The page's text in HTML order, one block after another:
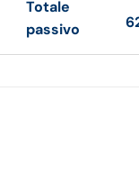
Totale
passivo